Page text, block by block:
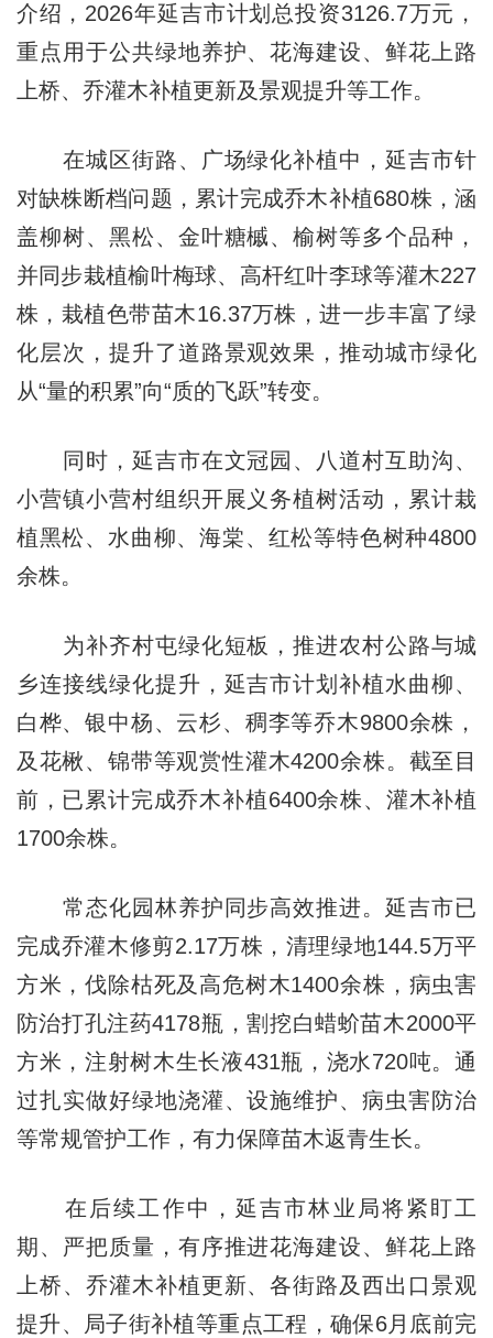
介绍，2026年延吉市计划总投资3126.7万元，
重点用于公共绿地养护、花海建设、鲜花上路
上桥、乔灌木补植更新及景观提升等工作。
在城区街路、广场绿化补植中，延吉市针
对缺株断档问题，累计完成乔木补植680株，涵
盖柳树、黑松、金叶糖槭、榆树等多个品种，
并同步栽植榆叶梅球、高杆红叶李球等灌木227
株，栽植色带苗木16.37万株，进一步丰富了绿
化层次，提升了道路景观效果，推动城市绿化
从“量的积累”向“质的飞跃”转变。
同时，延吉市在文冠园、八道村互助沟、
小营镇小营村组织开展义务植树活动，累计栽
植黑松、水曲柳、海棠、红松等特色树种4800
余株。
为补齐村屯绿化短板，推进农村公路与城
乡连接线绿化提升，延吉市计划补植水曲柳、
白桦、银中杨、云杉、稠李等乔木9800余株，
及花楸、锦带等观赏性灌木4200余株。截至目
前，已累计完成乔木补植6400余株、灌木补植
1700余株。
常态化园林养护同步高效推进。延吉市已
完成乔灌木修剪2.17万株，清理绿地144.5万平
方米，伐除枯死及高危树木1400余株，病虫害
防治打孔注药4178瓶，割挖白蜡蚧苗木2000平
方米，注射树木生长液431瓶，浇水720吨。通
过扎实做好绿地浇灌、设施维护、病虫害防治
等常规管护工作，有力保障苗木返青生长。
在后续工作中，延吉市林业局将紧盯工
期、严把质量，有序推进花海建设、鲜花上路
上桥、乔灌木补植更新、各街路及西出口景观
提升、局子街补植等重点工程，确保6月底前完